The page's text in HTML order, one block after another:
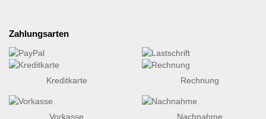
Zahlungsarten
Kreditkarte Rechnung
Vorkasse Nachnahme